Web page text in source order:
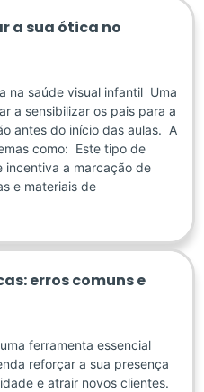
a sua ótica no
na saúde visual infantil Uma
a sensibilizar os pais para a
antes do início das aulas. A
como: Este tipo de
a marcação de
e materiais de
erros comuns e
ferramenta essencial
reforçar a sua presença
e atrair novos clientes.